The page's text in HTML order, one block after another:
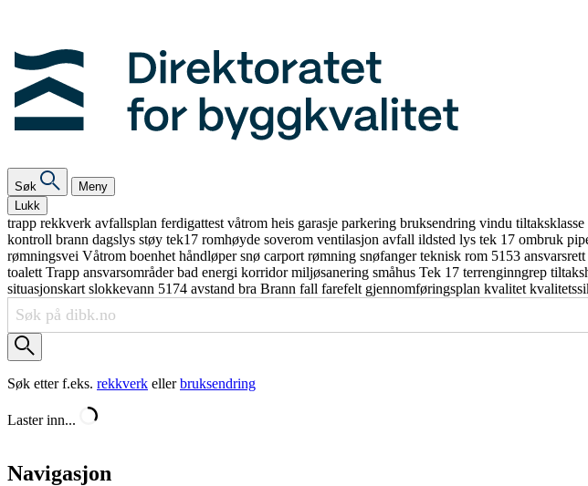
Søk
Meny
Lukk
trapp rekkverk avfallsplan ferdigattest våtrom heis garasje parkering bruksendring vindu tiltaksklasse
kontroll brann dagslys støy tek17 romhøyde soverom ventilasjon avfall ildsted lys tek 17 ombruk
rømningsvei Våtrom boenhet håndløpersnø carport rømning snøfangerteknisk rom 5153 ansvarsrett
toalett Trapp ansvarsområderbad energi korridormiljøsanering småhus Tek 17 terrenginngrep
situasjonskart slokkevann 5174 avstand bra Brann fall farefelt gjennomføringsplan kvalitet
Søk etter f.eks. rekkverk ellerbruksendring
Laster inn...
Navigasjon